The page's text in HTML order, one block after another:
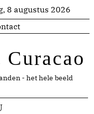
8 augustus 2026
- het hele beeld